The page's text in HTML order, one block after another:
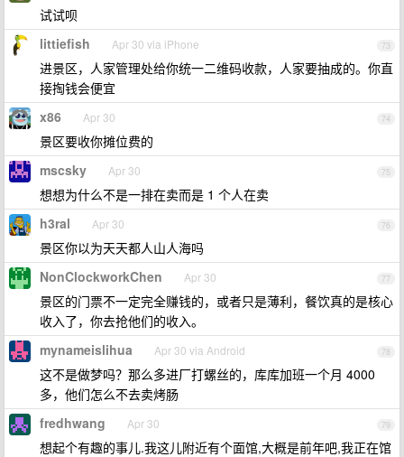
试试呗
73
littiefish Apr 30 via iPhone
进景区，人家管理处给你统一二维码收款，人家要抽成的。你直
接掏钱会便宜
74
x86 Apr 30
景区要收你摊位费的
75
mscsky Apr 30
想想为什么不是一排在卖而是 1 个人在卖
76
h3ral Apr 30
景区你以为天天都人山人海吗
77
NonClockworkChen Apr 30
景区的门票不一定完全赚钱的，或者只是薄利，餐饮真的是核心
收入了，你去抢他们的收入。
78
mynameislihua Apr 30 via Android
这不是做梦吗？那么多进厂打螺丝的，库库加班一个月 4000
多，他们怎么不去卖烤肠
79
fredhwang Apr 30
想起个有趣的事儿.我这儿附近有个面馆,大概是前年吧,我正在馆